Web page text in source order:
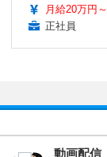
月給20万円
正社員
動画配信